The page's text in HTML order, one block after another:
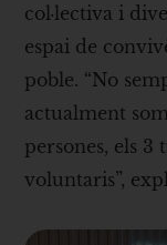
col·lectiva i
espai de
poble. “No
actualment
persones, els 3
voluntaris”,